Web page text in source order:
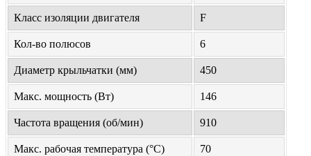
Класс изоляции двигателя F
Кол-во полюсов 6
Диаметр крыльчатки (мм) 450
Макс. мощность (Вт) 146
Частота вращения (об/мин) 910
Макс. рабочая температура (°С) 70